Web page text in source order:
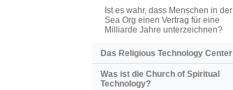
Ist es wahr, dass Menschen in der
Sea Org einen Vertrag für eine
Milliarde Jahre unterzeichnen?
Das Religious Technology Center
Was ist die Church of Spiritual
Technology?